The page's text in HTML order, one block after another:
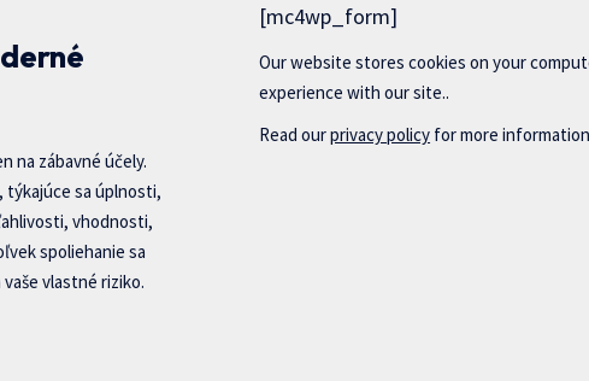
na zábavné účely.
týkajúce sa úplnosti,
vhodnosti,
spoliehanie sa
vlastné riziko.
[mc4wp_form]
Our website stores cookies on your
experience with our site..
Read ourprivacy policy for more